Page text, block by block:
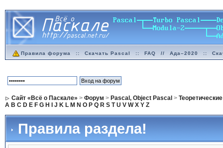
Правила форума :: Скачать Pascal :: FAQ // Ада–2020 ::
Сайт «Всё о Паскале» > Форум > Pascal, Object Pascal >
A B C D E F G H J K L M N O P Q R S T U V W X Y Z
Правила раздела!